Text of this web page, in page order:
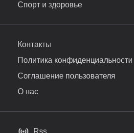
Спорт и здоровье
Контакты
Политика конфиденциальности
Соглашение пользователя
О нас